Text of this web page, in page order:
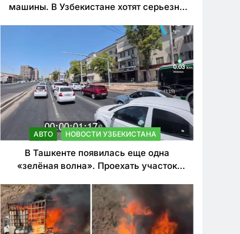
машины. В Узбекистане хотят серьезно
АВТО НОВОСТИ УЗБЕКИСТАНА
В Ташкенте появилась еще одна
«зелёная волна». Проехать участок